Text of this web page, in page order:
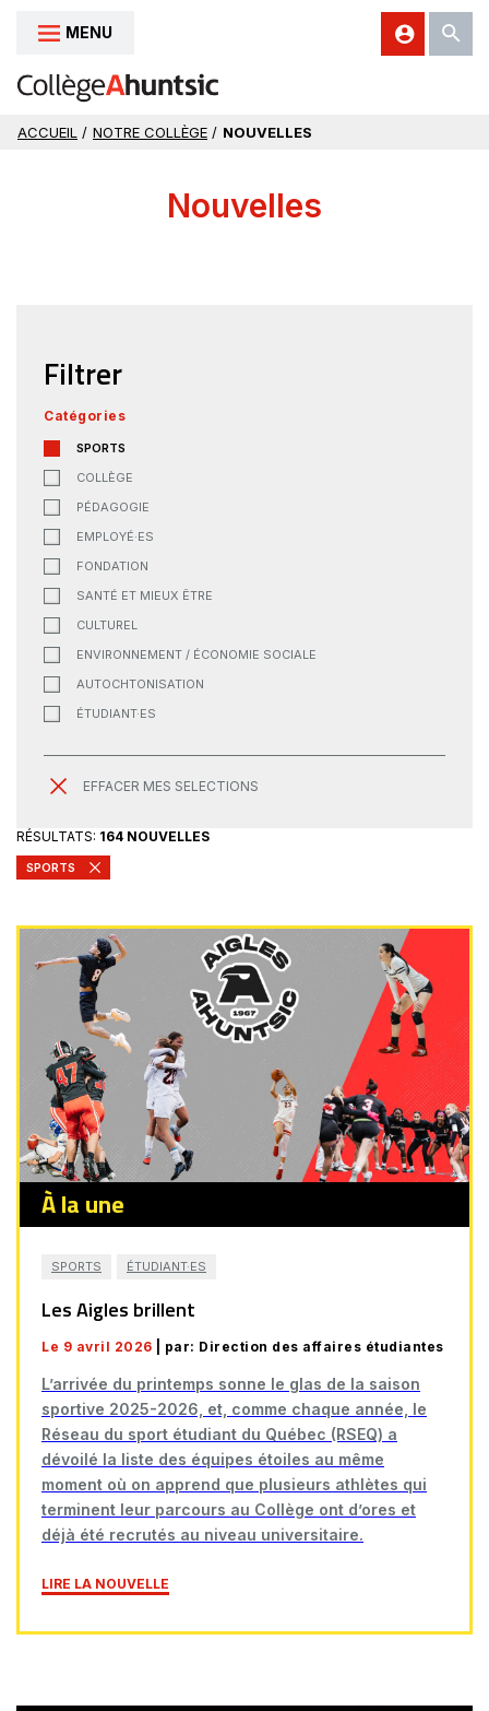
Aller au contenu
MENU
ACCUEIL / NOTRE COLLÈGE / NOUVELLES
Nouvelles
Filtrer
Catégories
SPORTS
COLLÈGE
PÉDAGOGIE
EMPLOYÉ·ES
FONDATION
SANTÉ ET MIEUX ÊTRE
CULTUREL
ENVIRONNEMENT / ÉCONOMIE SOCIALE
AUTOCHTONISATION
ÉTUDIANT·ES
EFFACER MES SELECTIONS
RÉSULTATS: 164 NOUVELLES
SPORTS
À la une
SPORTS ÉTUDIANT·ES
Les Aigles brillent
Le 9 avril 2026 | par: Direction des affaires étudiantes
L’arrivée du printemps sonne le glas de la saison
sportive 2025-2026, et, comme chaque année, le
Réseau du sport étudiant du Québec (RSEQ) a
dévoilé la liste des équipes étoiles au même
moment où on apprend que plusieurs athlètes qui
terminent leur parcours au Collège ont d’ores et
déjà été recrutés au niveau universitaire.
LIRE LA NOUVELLE